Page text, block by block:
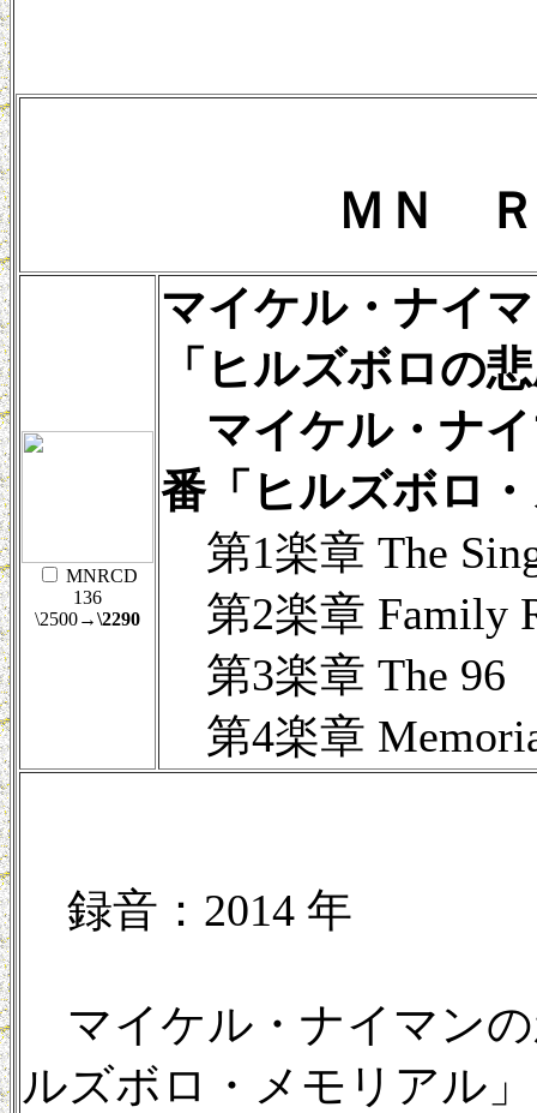
ＭＮ Ｒ
MNRCD
136
\2500→\2290
マイケル・ナイ
「ヒルズボロの
マイケル・ナイ
番「ヒルズボロ
第1楽章 The
第2楽章 Family
第3楽章 The 96
第4楽章
録音：2014 年
マイケル・ナイマンの
ルズボロ・メモリアル